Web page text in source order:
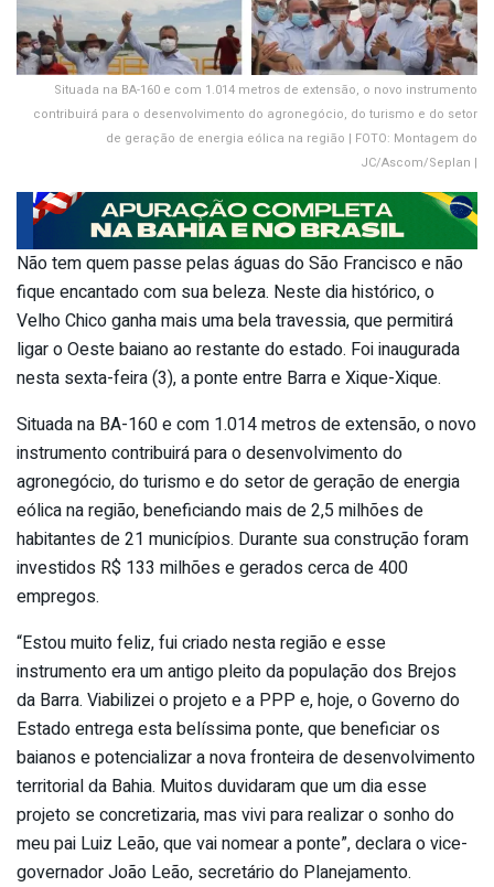
Situada na BA-160 e com 1.014 metros de extensão, o novo instrumento
contribuirá para o desenvolvimento do agronegócio, do turismo e do setor
de geração de energia eólica na região | FOTO: Montagem do
JC/Ascom/Seplan |
Não tem quem passe pelas águas do São Francisco e não
fique encantado com sua beleza. Neste dia histórico, o
Velho Chico ganha mais uma bela travessia, que permitirá
ligar o Oeste baiano ao restante do estado. Foi inaugurada
nesta sexta-feira (3), a ponte entre Barra e Xique-Xique.
Situada na BA-160 e com 1.014 metros de extensão, o novo
instrumento contribuirá para o desenvolvimento do
agronegócio, do turismo e do setor de geração de energia
eólica na região, beneficiando mais de 2,5 milhões de
habitantes de 21 municípios. Durante sua construção foram
investidos R$ 133 milhões e gerados cerca de 400
empregos.
“Estou muito feliz, fui criado nesta região e esse
instrumento era um antigo pleito da população dos Brejos
da Barra. Viabilizei o projeto e a PPP e, hoje, o Governo do
Estado entrega esta belíssima ponte, que beneficiar os
baianos e potencializar a nova fronteira de desenvolvimento
territorial da Bahia. Muitos duvidaram que um dia esse
projeto se concretizaria, mas vivi para realizar o sonho do
meu pai Luiz Leão, que vai nomear a ponte”, declara o vice-
governador João Leão, secretário do Planejamento.